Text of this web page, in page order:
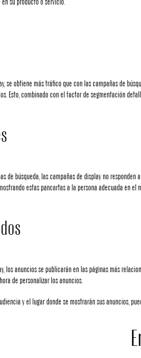
su producto o servicio.
se obtiene más tráfico que con las campañas de
Esto, combinado con el factor de segmentación
de búsqueda, las campañas de display no
estas pancartas a la persona adecuada en
los anuncios se publicarán en las páginas más
de personalizar los anuncios.
y el lugar donde se mostrarán sus anuncios,